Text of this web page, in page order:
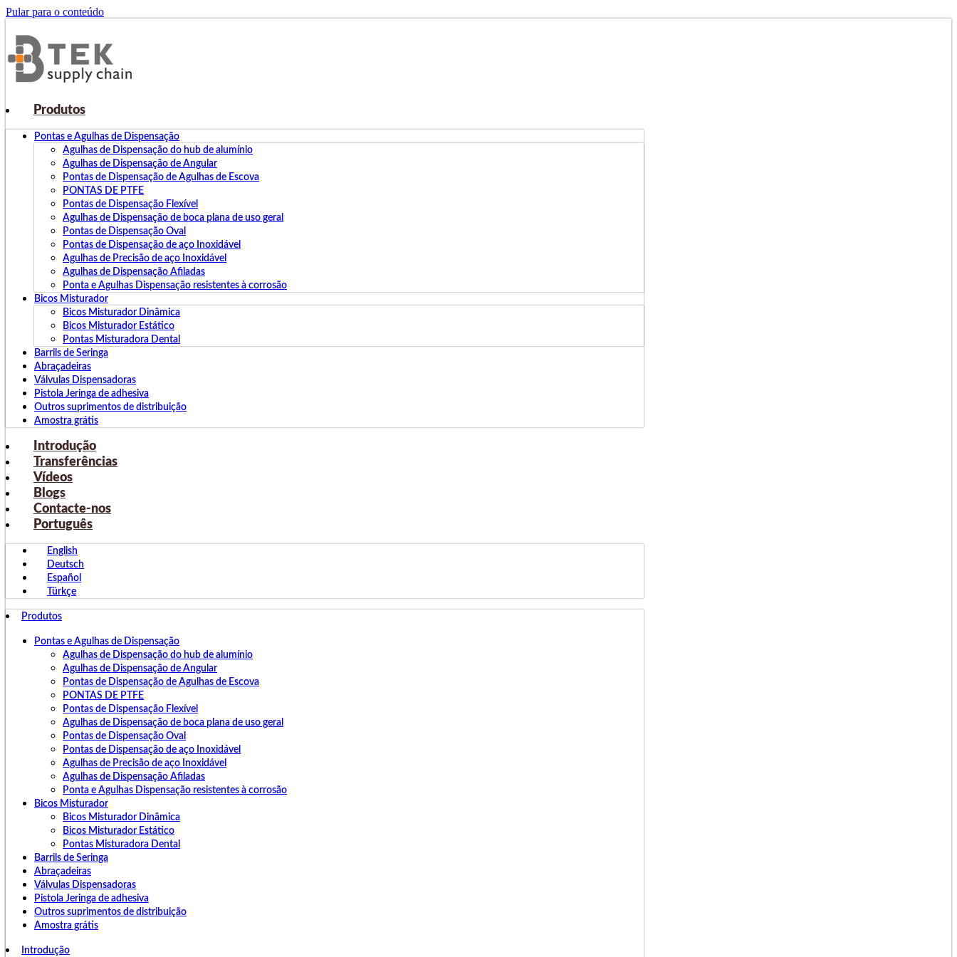
Pular para o conteúdo
Produtos
Pontas e Agulhas de Dispensação
Agulhas de Dispensação do hub de alumínio
Agulhas de Dispensação de Angular
Pontas de Dispensação de Agulhas de Escova
PONTAS DE PTFE
Pontas de Dispensação Flexível
Agulhas de Dispensação de boca plana de uso geral
Pontas de Dispensação Oval
Pontas de Dispensação de aço Inoxidável
Agulhas de Precisão de aço Inoxidável
Agulhas de Dispensação Afiladas
Ponta e Agulhas Dispensação resistentes à corrosão
Bicos Misturador
Bicos Misturador Dinâmica
Bicos Misturador Estático
Pontas Misturadora Dental
Barrils de Seringa
Abraçadeiras
Válvulas Dispensadoras
Pistola Jeringa de adhesiva
Outros suprimentos de distribuição
Amostra grátis
Introdução
Transferências
Vídeos
Blogs
Contacte-nos
Português
English
Deutsch
Español
Türkçe
Produtos
Pontas e Agulhas de Dispensação
Agulhas de Dispensação do hub de alumínio
Agulhas de Dispensação de Angular
Pontas de Dispensação de Agulhas de Escova
PONTAS DE PTFE
Pontas de Dispensação Flexível
Agulhas de Dispensação de boca plana de uso geral
Pontas de Dispensação Oval
Pontas de Dispensação de aço Inoxidável
Agulhas de Precisão de aço Inoxidável
Agulhas de Dispensação Afiladas
Ponta e Agulhas Dispensação resistentes à corrosão
Bicos Misturador
Bicos Misturador Dinâmica
Bicos Misturador Estático
Pontas Misturadora Dental
Barrils de Seringa
Abraçadeiras
Válvulas Dispensadoras
Pistola Jeringa de adhesiva
Outros suprimentos de distribuição
Amostra grátis
Introdução